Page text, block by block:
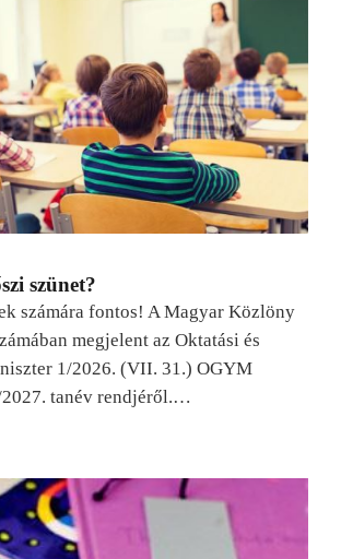
szünet?
számára fontos! A Magyar Közlöny
megjelent az Oktatási és
1/2026. (VII. 31.) OGYM
2027. tanév rendjéről.…